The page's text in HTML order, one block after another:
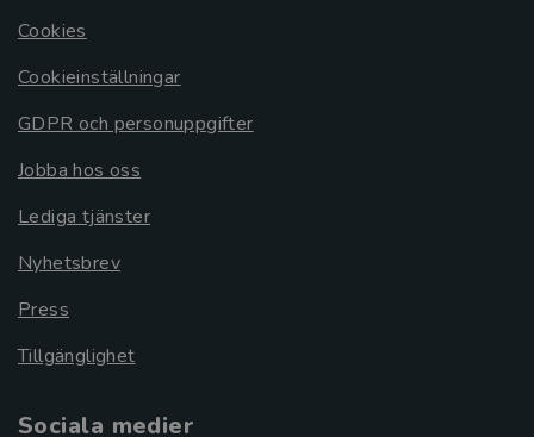
Cookies
Cookieinställningar
GDPR och personuppgifter
Jobba hos oss
Lediga tjänster
Nyhetsbrev
Press
Tillgänglighet
Sociala medier